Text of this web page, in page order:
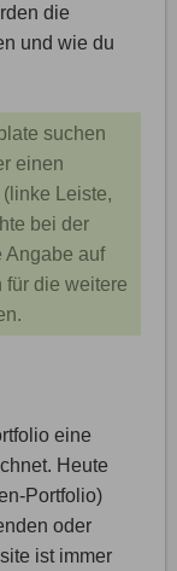
die
und wie du
suchen
einen
Leiste,
bei der
Angabe auf
für die weitere
eine
Heute
Portfolio)
oder
ist immer